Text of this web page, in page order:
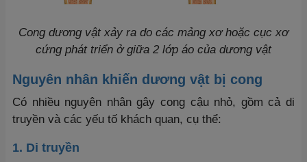
Cong dương vật xảy ra do các mảng xơ hoặc cục xơ
cứng phát triển ở giữa 2 lớp áo của dương vật
Nguyên nhân khiến dương vật bị cong
Có nhiều nguyên nhân gây cong cậu nhỏ, gồm cả di
truyền và các yếu tố khách quan, cụ thể:
1. Di truyền